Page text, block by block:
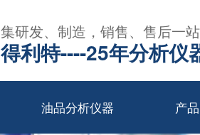
集研发、制造，销售、售后一
得利特----25年分析仪
油品分析仪器 产